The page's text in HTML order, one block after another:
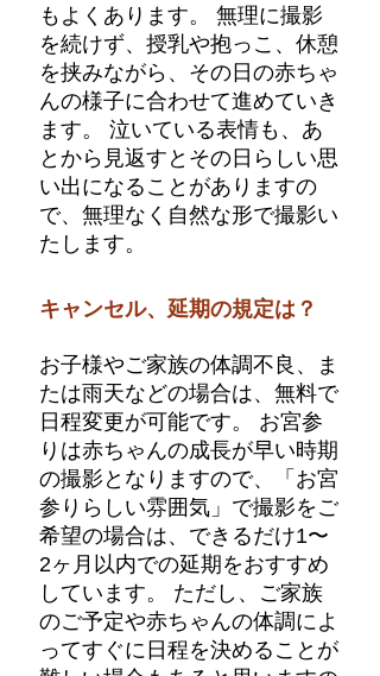
もよくあります。 無理に撮影
を続けず、授乳や抱っこ、休憩
を挟みながら、その日の赤ちゃ
んの様子に合わせて進めていき
ます。 泣いている表情も、あ
とから見返すとその日らしい思
い出になることがありますの
で、無理なく自然な形で撮影い
たします。
キャンセル、延期の規定は？
お子様やご家族の体調不良、ま
たは雨天などの場合は、無料で
日程変更が可能です。 お宮参
りは赤ちゃんの成長が早い時期
の撮影となりますので、「お宮
参りらしい雰囲気」で撮影をご
希望の場合は、できるだけ1〜
2ヶ月以内での延期をおすすめ
しています。 ただし、ご家族
のご予定や赤ちゃんの体調によ
ってすぐに日程を決めることが